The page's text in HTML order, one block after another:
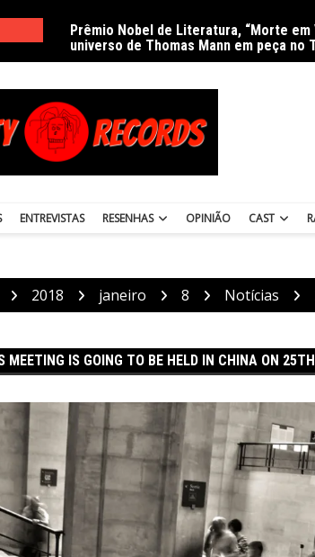
Prêmio Nobel de Literatura, “Morte
universo de Thomas Mann em peça no
ENTREVISTAS RESENHAS OPINIÃO CAST
2018 janeiro 8 Notícias
MEETING IS GOING TO BE HELD IN CHINA ON